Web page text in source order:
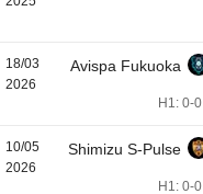
18/03
2026
Avispa Fukuoka
H1: 0-0
10/05
2026
Shimizu S-Pulse
H1: 0-0